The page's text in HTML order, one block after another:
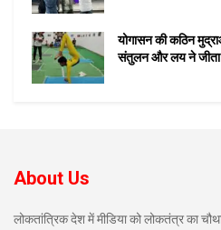
योगासन की कठिन
संतुलन और लय ने जीता
About Us
लोकतांत्रिक देश में मीडिया को लोकतंत्र का